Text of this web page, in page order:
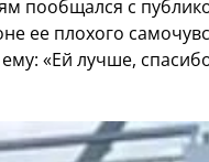
пообщался с
ее плохого
«Ей лучше,